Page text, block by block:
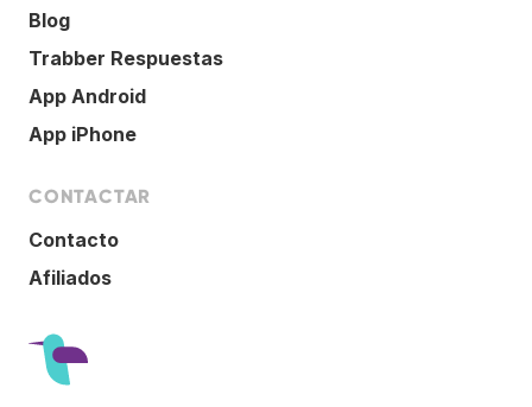
Blog
Trabber Respuestas
App Android
App iPhone
CONTACTAR
Contacto
Afiliados